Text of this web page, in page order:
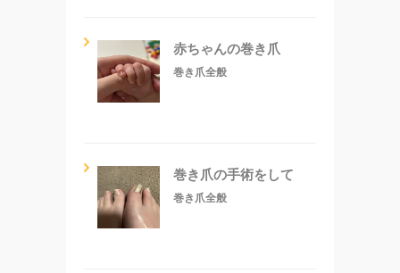
赤ちゃんの巻き爪
巻き爪全般
巻き爪の手術をして
巻き爪全般